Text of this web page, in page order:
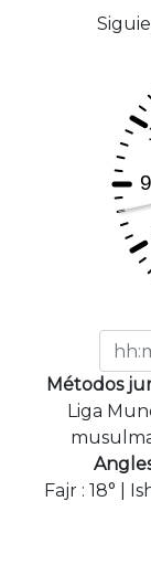
Métodos
Liga
Fajr : 18° |